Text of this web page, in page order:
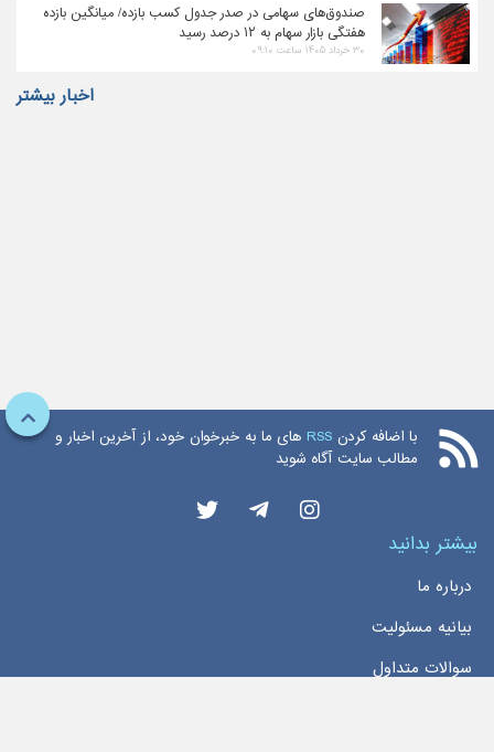
صندوق‌های سهامی در صدر جدول کسب بازده/ میانگین بازده
هفتگی بازار سهام به ۱۲ درصد رسید
۳۰ خرداد ۱۴۰۵ ساعت ۰۹:۱۰
اخبار بیشتر
با اضافه کردن RSS های ما به خبرخوان خود، از آخرین اخبار و
مطالب سایت آگاه شوید
بیشتر بدانید
درباره ما
بیانیه مسئولیت
سوالات متداول